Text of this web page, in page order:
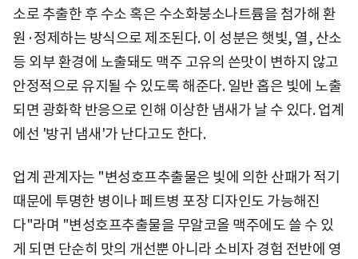
소로 추출한 후 수소 혹은 수소화붕소나트륨을 첨가해 환
원·정제하는 방식으로 제조된다. 이 성분은 햇빛, 열, 산소
등 외부 환경에 노출돼도 맥주 고유의 쓴맛이 변하지 않고
안정적으로 유지될 수 있도록 해준다. 일반 홉은 빛에 노출
되면 광화학 반응으로 인해 이상한 냄새가 날 수 있다. 업계
에선 '방귀 냄새'가 난다고도 한다.
업계 관계자는 "변성호프추출물은 빛에 의한 산패가 적기
때문에 투명한 병이나 페트병 포장 디자인도 가능해진
다"라며 "변성호프추출물을 무알코올 맥주에도 쓸 수 있
게 되면 단순히 맛의 개선뿐 아니라 소비자 경험 전반에 영